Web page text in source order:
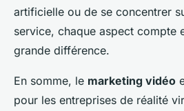
artificielle ou de se concentrer
service, chaque aspect compte
grande différence.
En somme, le marketing vidéo
pour les entreprises de réalité